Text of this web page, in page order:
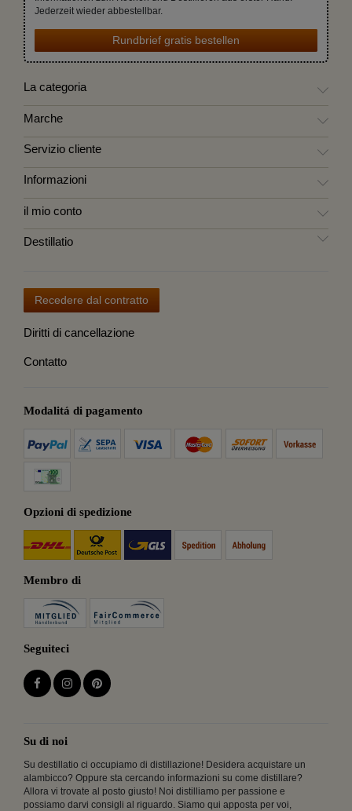
Jederzeit wieder abbestellbar.
Rundbrief gratis bestellen
La categoria
Marche
Servizio cliente
Informazioni
il mio conto
Destillatio
Recedere dal contratto
Diritti di cancellazione
Contatto
Modalitá di pagamento
Opzioni di spedizione
Membro di
Seguiteci
Su di noi
Su destillatio ci occupiamo di distillazione! Desidera acquistare un
alambicco? Oppure sta cercando informazioni su come distillare?
Allora vi trovate al posto giusto! Noi distilliamo per passione e
possiamo darvi consigli al riguardo. Siamo qui apposta per voi,